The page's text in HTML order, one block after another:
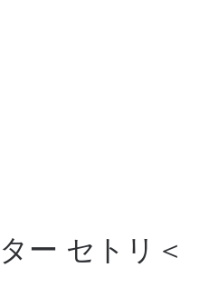
ー セトリ＜